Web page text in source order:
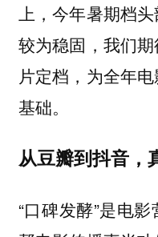
上，今年暑期档
较为稳固，我们
片定档，为全年
基础。
从豆瓣到抖音，
“口碑发酵”是电